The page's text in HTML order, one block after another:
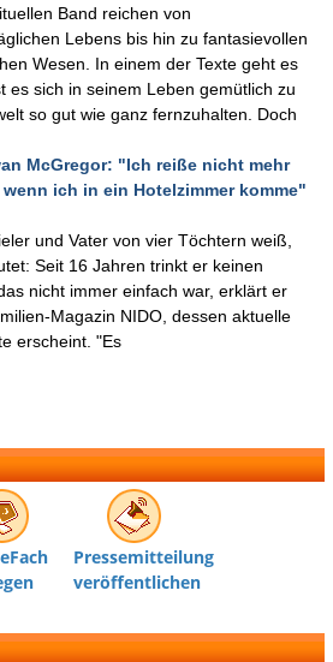
Band reichen von
Lebens bis hin zu fantasievollen
Wesen. In einem der Texte geht es
es sich in seinem Leben gemütlich zu
so gut wie ganz fernzuhalten. Doch
McGregor: "Ich reiße nicht mehr
ich in ein Hotelzimmer komme"
und Vater von vier Töchtern weiß,
Seit 16 Jahren trinkt er keinen
nicht immer einfach war, erklärt er
Magazin NIDO, dessen aktuelle
erscheint. "Es
Pressemitteilung
veröffentlichen